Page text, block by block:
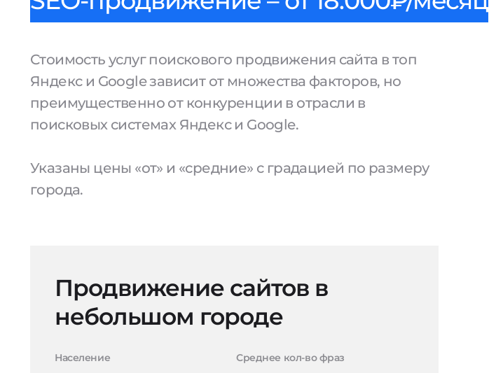
Стоимость услуг поискового продвижения сайта в топ
Яндекс и Google зависит от множества факторов, но
преимущественно от конкуренции в отрасли в
поисковых системах Яндекс и Google.
Указаны цены «от» и «средние» с градацией по размеру
города.
Продвижение сайтов в
небольшом городе
Население Среднее кол-во фраз